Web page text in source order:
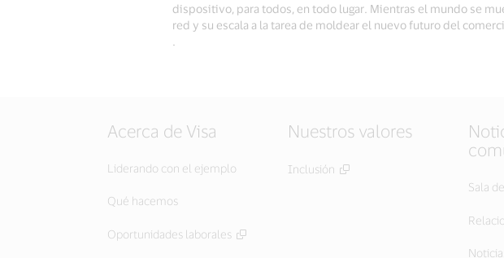
dispositivo, para todos, en todo lugar. Mientras el mundo se
red y su escala a la tarea de moldear el nuevo futuro del
Acerca de Visa
Liderando con el ejemplo
Qué hacemos
Oportunidades laborales
Nuestros valores
Inclusión
Sala